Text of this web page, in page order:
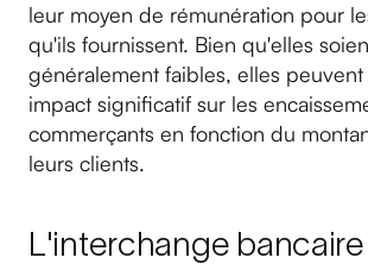
leur moyen de rémunération pour
qu'ils fournissent. Bien qu'elles
généralement faibles, elles peuvent
impact significatif sur les
commerçants en fonction du
leurs clients.
L'interchange bancaire